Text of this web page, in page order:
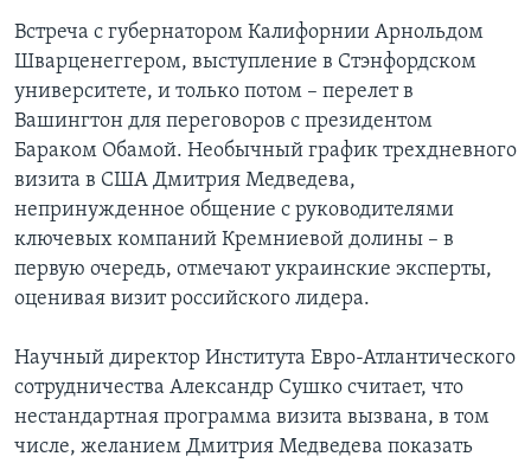
навигации
Перейти
поиск
ИТОГИ
ПОЧЕМУ ЭТО ВАЖНО?
ДИСКУССИЯ VOA
ДЕТАЛИ
НЬЮ-ЙОРК NEW YORK
АМЕРИКА. БОЛЬШОЕ ПУТЕШЕСТВИЕ
НАША АМЕРИКАНСКАЯ ИСТОРИЯ
А КАК В АМЕРИКЕ?
АРТЕФАКТЫ
АМЕРИКАНСКИЕ ГОРОДКИ
ИНТЕРВЬЮ
ФАКТЫ ПРОТИВ ФЕЙКОВ
ЗА СВОБОДУ ПРЕССЫ
УЧИМ АНГЛИЙСКИЙ
ВИДЕО
ПОДПИСКА НА НОВОСТИ
Learning English
СОЦИАЛЬНЫЕ СЕТИ
Встреча с губернатором Калифорнии Арнольдом
Шварценеггером, выступление в Стэнфордском
университете, и только потом – перелет в
Вашингтон для переговоров с президентом
Бараком Обамой. Необычный график трехдневного
визита в США Дмитрия Медведева,
непринужденное общение с руководителями
ключевых компаний Кремниевой долины – в
первую очередь, отмечают украинские эксперты,
оценивая визит российского лидера.
Научный директор Института Евро-Атлантического
сотрудничества Александр Сушко считает, что
нестандартная программа визита вызвана, в том
числе, желанием Дмитрия Медведева показать